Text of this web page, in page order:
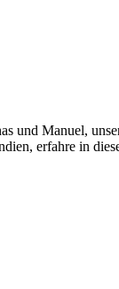
und Manuel,
erfahre in